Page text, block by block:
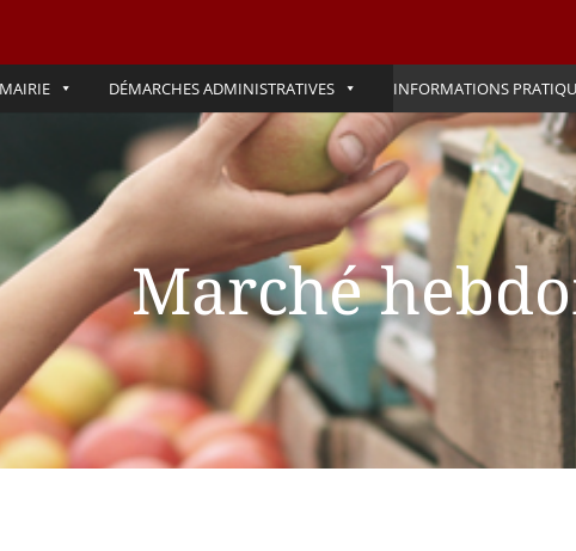
DÉMARCHES ADMINISTRATIVES INFORMATIONS
Marché